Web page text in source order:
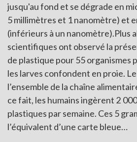
jusqu'au fond et se dégrade en
5 millimètres et 1 nanomètre) et
(inférieurs à un nanomètre).Plus
scientifiques ont observé la
de plastique pour 55 organismes
les larves confondent en proie.
l’ensemble de la chaîne
ce fait, les humains ingèrent 2
plastiques par semaine. Ces 5
l’équivalent d’une carte bleue…